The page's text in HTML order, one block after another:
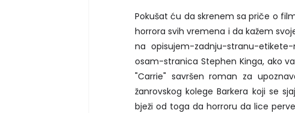
Pokušat ću da skrenem sa priče o
horrora svih vremena i da kažem
na opisujem-zadnju-stranu-
osam-stranica Stephen Kinga, ako
"Carrie" savršen roman za
žanrovskog kolege Barkera koji se
bježi od toga da horroru da lice